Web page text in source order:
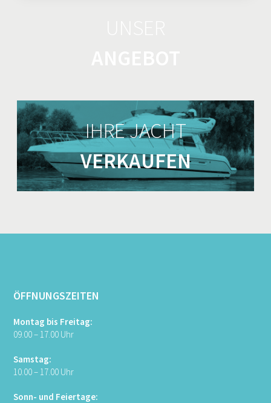
IHRE JACHT
VERKAUFEN
ÖFFNUNGSZEITEN
Montag bis Freitag:
09.00 – 17.00 Uhr
Samstag:
10.00 – 17.00 Uhr
Sonn- und Feiertage: